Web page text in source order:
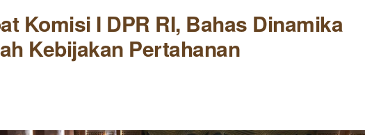
Komisi I DPR RI, Bahas Dinamika
Kebijakan Pertahanan